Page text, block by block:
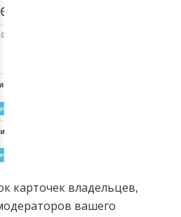
карточек владельцев,
вашего